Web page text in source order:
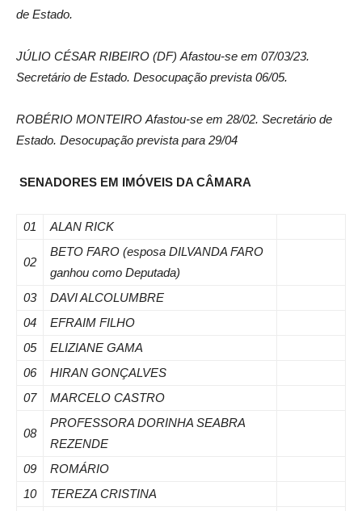
de Estado.
JÚLIO CÉSAR RIBEIRO (DF) Afastou-se em 07/03/23.
Secretário de Estado. Desocupação prevista 06/05.
ROBÉRIO MONTEIRO Afastou-se em 28/02. Secretário de
Estado. Desocupação prevista para 29/04
SENADORES EM IMÓVEIS DA CÂMARA
01 ALAN RICK
02
BETO FARO (esposa DILVANDA FARO
ganhou como Deputada)
03
DAVI ALCOLUMBRE
04
EFRAIM FILHO
05
ELIZIANE GAMA
06
HIRAN GONÇALVES
07
MARCELO CASTRO
08
PROFESSORA DORINHA SEABRA
REZENDE
09
ROMÁRIO
10
TEREZA CRISTINA